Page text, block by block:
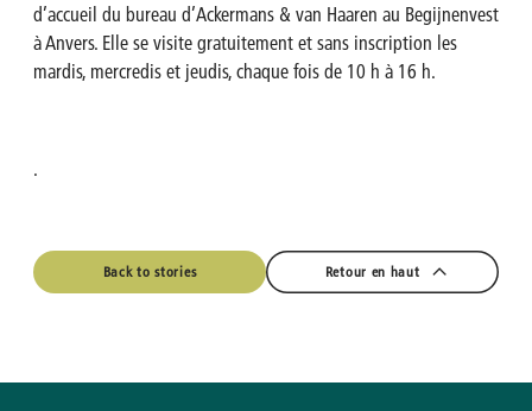
d’accueil du bureau d’Ackermans & van Haaren au Begijnenvest
à Anvers. Elle se visite gratuitement et sans inscription les
mardis, mercredis et jeudis, chaque fois de 10 h à 16 h.
.
Back to stories Retour en haut